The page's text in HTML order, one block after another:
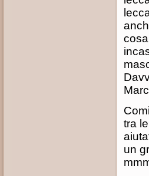
tra
un